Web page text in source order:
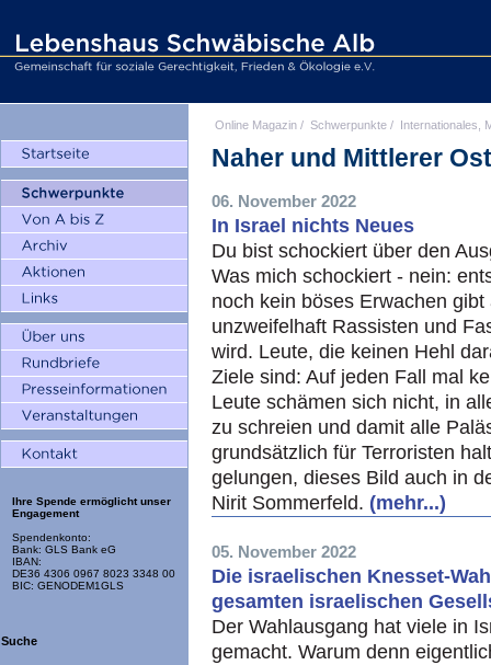
Ihre Spende ermöglicht unser
Engagement
Spendenkonto:
Bank: GLS Bank eG
IBAN:
DE36 4306 0967 8023 3348 00
BIC: GENODEM1GLS
Suche
Online Magazin / Schwerpunkte / Internationales,
Naher und Mittlerer
06. November 2022
In Israel nichts Neues
Du bist schockiert über den
Was mich schockiert - nein:
noch kein böses Erwachen
unzweifelhaft Rassisten und
wird. Leute, die keinen Hehl
Ziele sind: Auf jeden Fall mal
Leute schämen sich nicht, in
zu schreien und damit alle
grundsätzlich für Terroristen
gelungen, dieses Bild auch in
Nirit Sommerfeld. (mehr...)
05. November 2022
Die israelischen Knesset-
gesamten israelischen
Der Wahlausgang hat viele in
gemacht. Warum denn